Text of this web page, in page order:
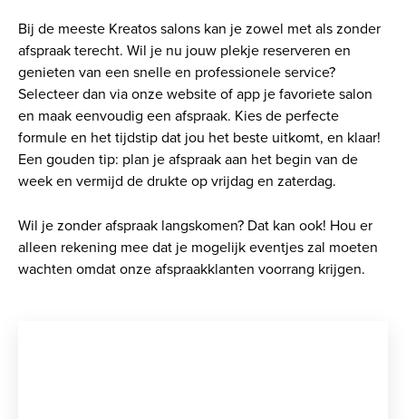
Bij de meeste Kreatos salons kan je zowel met als zonder
afspraak terecht. Wil je nu jouw plekje reserveren en
genieten van een snelle en professionele service?
Selecteer dan via onze website of app je favoriete salon
en maak eenvoudig een afspraak. Kies de perfecte
formule en het tijdstip dat jou het beste uitkomt, en klaar!
Een gouden tip: plan je afspraak aan het begin van de
week en vermijd de drukte op vrijdag en zaterdag.
Wil je zonder afspraak langskomen? Dat kan ook! Hou er
alleen rekening mee dat je mogelijk eventjes zal moeten
wachten omdat onze afspraakklanten voorrang krijgen.